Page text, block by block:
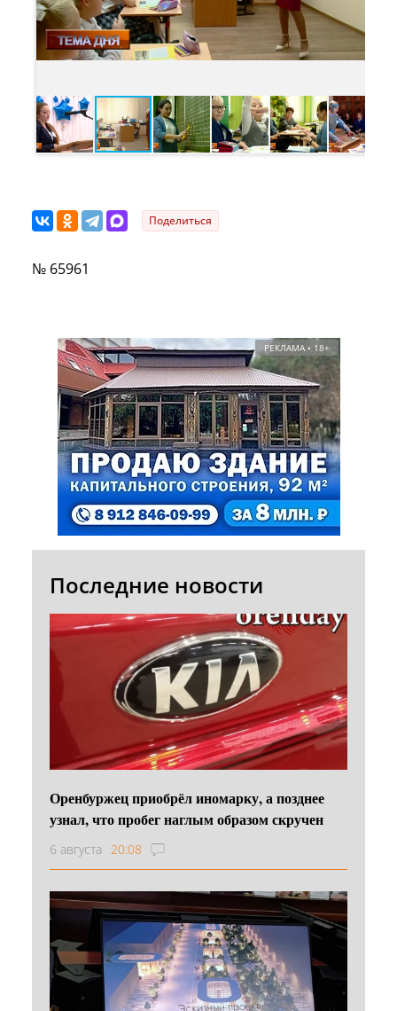
Поделиться
№ 65961
РЕКЛАМА • 18+
Последние новости
Оренбуржец приобрёл иномарку, а позднее
узнал, что пробег наглым образом скручен
6 августа 20:08